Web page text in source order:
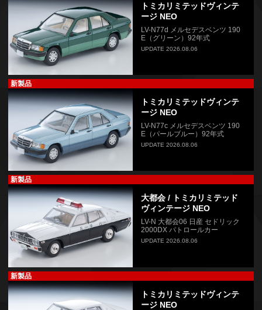
トミカリミテッドヴィンテ
ージ NEO
LV-N77d メルセデスベンツ 190
E（グリーン）92年式
UPDATE 2026.08.06
新製品
トミカリミテッドヴィンテ
ージ NEO
LV-N77c メルセデスベンツ 190
E（パールブルー）92年式
UPDATE 2026.08.06
新製品
大都会 / トミカリミテッド
ヴィンテージ NEO
LV-N 大都会06 日産 セドリック
2000DX パトロールカー
UPDATE 2026.08.06
新製品
トミカリミテッドヴィンテ
ージ NEO